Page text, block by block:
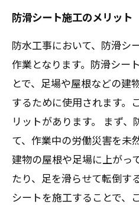
防滑シート施工のメリット
防水工事において、防滑シ
作業となります。防滑シー
とで、足場や屋根などの建
するために使用されます。
リットがあります。 まず
て、作業中の労働災害を未
建物の屋根や足場に上がっ
たり、足を滑らせて転倒す
シートを施工することで、